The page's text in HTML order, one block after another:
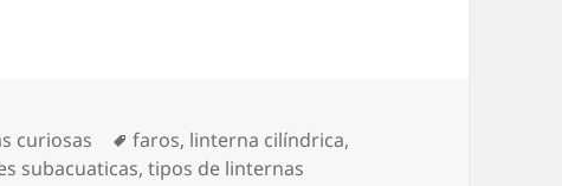
curiosas Etiquetas
faros, linterna cilíndrica,
subacuaticas,tipos de linternas